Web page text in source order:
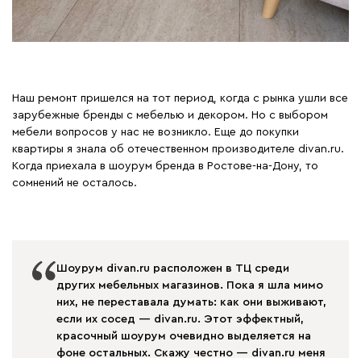
Наш ремонт пришелся на тот период, когда с рынка ушли все
зарубежные бренды с мебелью и декором. Но с выбором
мебели вопросов у нас не возникло. Еще до покупки
квартиры я знала об отечественном производителе divan.ru.
Когда приехала в шоурум бренда в Ростове-на-Дону, то
сомнений не осталось.
Шоурум divan.ru расположен в ТЦ среди
других мебельных магазинов. Пока я шла мимо
них, не переставала думать: как они выживают,
если их сосед — divan.ru. Этот эффектный,
красочный шоурум очевидно выделяется на
фоне остальных. Скажу честно — divan.ru меня